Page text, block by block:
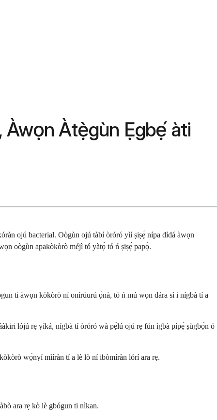
Àwọn Àtẹ̀gùn Ẹgbẹ́ àti
ojú bacterial. Oògùn ojú tàbí òróró yìí ṣiṣẹ́ nípa dídá àwọn
oògùn apakòkòrò méjì tó yàtọ̀ tó ń ṣiṣẹ́ papọ̀.
ti àwọn kòkòrò ní onírúurú ọ̀nà, tó ń mú wọn dára sí i nígbà tí a
lójú rẹ yíká, nígbà tí òróró wà pẹ̀lú ojú rẹ fún ìgbà pípẹ́ ṣùgbọ́n ó
wọ̀nyí mìíràn tí a lè lò ní ibòmíràn lórí ara rẹ.
ara rẹ kò lè gbógun ti nìkan.